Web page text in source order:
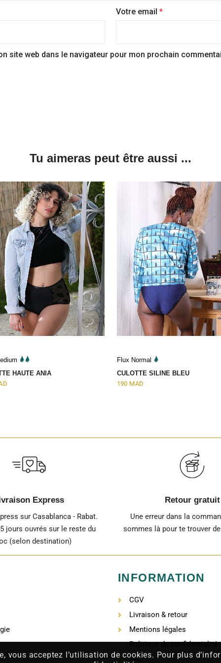
Votre email *
site web dans le navigateur pour mon prochain
Tu aimeras peut être aussi ...
HAUTE ANIA
Flux Normal
CULOTTE SILINE BLEU
190 MAD
Express
sur Casablanca - Rabat.
jours ouvrés sur le reste du
(selon destination)
Retour gratuit
Une erreur dans la
sommes là pour te trouver
INFORMATION
CGV
Livraison & retour
Mentions légales
Politique de confidentialité
FAQ
vous acceptez l’utilisation de cookies. Pour plus